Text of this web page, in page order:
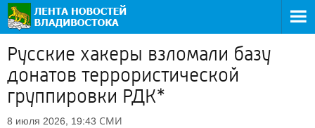
Русские хакеры взломали базу
донатов террористической
группировки РДК*
8 июля 2026, 19:43 СМИ